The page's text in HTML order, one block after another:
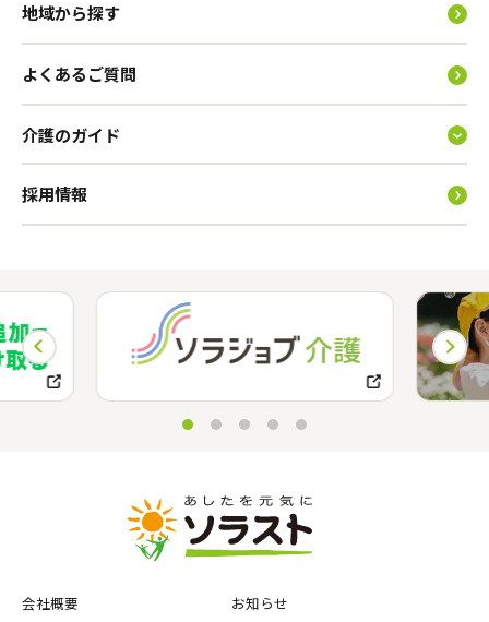
地域から探す
よくあるご質問
介護のガイド
採用情報
会社概要 お知らせ